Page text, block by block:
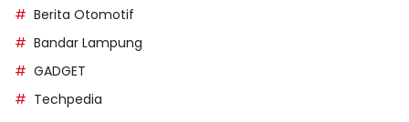
Berita Otomotif
Bandar Lampung
GADGET
Techpedia